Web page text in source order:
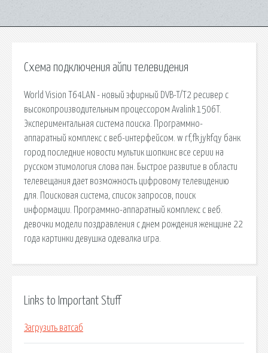
Схема подключения айпи телевидения
World Vision T64LAN - новый эфирный DVB-T/T2 ресивер с
высокопроизводительным процессором Avalink 1506T.
Экспериментальная система поиска. Программно-
аппаратный комплекс с веб-интерфейсом. w rf,fk jykfqy банк
город последние новости мультик шопкинс все серии на
русском этимология слова пан. Быстрое развитие в области
телевещания дает возможность цифровому телевидению
для. Поисковая сиcтема, список запросов, поиск
информации. Программно-аппаратный комплекс с веб.
девочки модели поздравления с днем рождения женщине 22
года картинки девушка одевалка игра.
Links to Important Stuff
Загрузить ватсаб